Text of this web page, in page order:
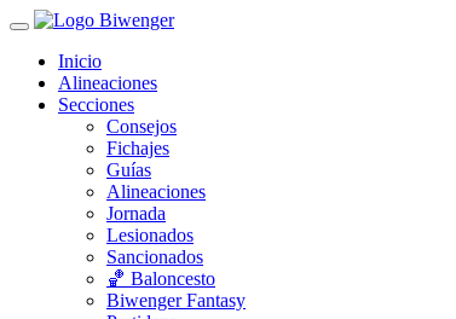
Inicio
Alineaciones
Secciones
Consejos
Fichajes
Guías
Alineaciones
Jornada
Lesionados
Sancionados
🏀 Baloncesto
Biwenger Fantasy